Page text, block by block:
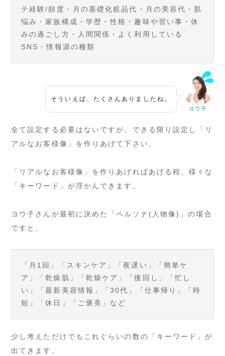
テ経験/頻度・月の基礎化粧品代・月の美容代・肌
悩み・家族構成・学歴・性格・趣味や習い事・休
みの過ごし方・人間関係・よく利用している
SNS・情報源の種類
そういえば、たくさんありましたね。
ヨウ子
全て設定する必要はないですが、できる限り設定し「リ
アルなお客様像」を作りあげて下さい。
「リアルなお客様像」を作りあげればあげる程、様々な
「キーワード」が浮かんできます。
ヨウ子さんが最初に決めた「ペルソナ(人物像)」の場合
ですと、
「月1回」「スキンケア」「夜遅い」「簡単ケ
ア」「乾燥肌」「乾燥ケア」「後回し」「忙し
い」「最新美容情報」「30代」「仕事帰り」「時
短」「休日」「ご褒美」など
少し考えただけでもこれぐらいの数の「キーワード」が
出てきます。